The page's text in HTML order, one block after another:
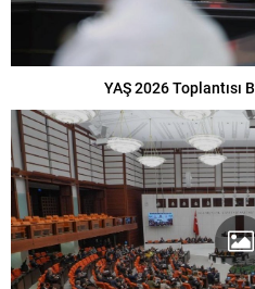
YAŞ 2026 Toplantısı